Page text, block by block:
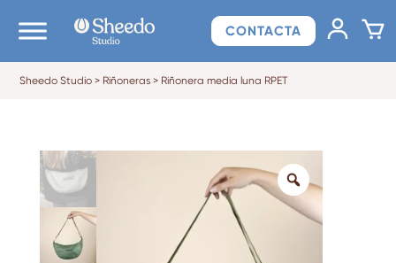
CONTACTA
Sheedo Studio > Riñoneras > Riñonera media luna RPET